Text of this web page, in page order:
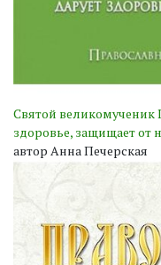
Святой великомученик
здоровье, защищает от
автор Анна Печерская